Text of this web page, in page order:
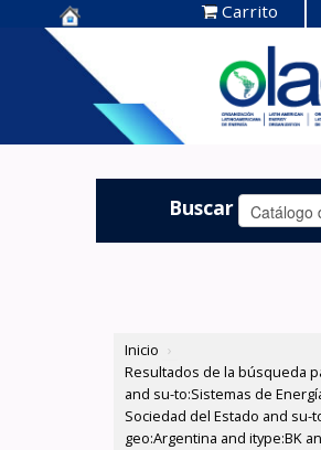
Centro de
Documentación
OLADE -
Carrito
Buscar
Inicio ›
Resultados de la búsqueda
and su-to:Sistemas de
Sociedad del Estado and su-
geo:Argentina and itype:BK